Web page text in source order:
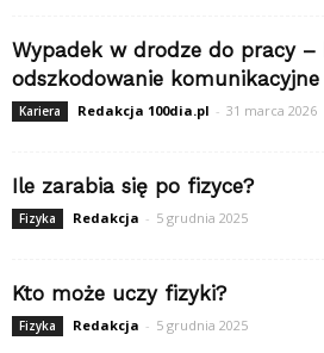
Wypadek w drodze do pracy –
odszkodowanie komunikacyjne
Kariera Redakcja 100dia.pl - 31 marca 2026
Ile zarabia się po fizyce?
Fizyka Redakcja - 5 grudnia 2025
Kto może uczy fizyki?
Fizyka Redakcja - 5 grudnia 2025